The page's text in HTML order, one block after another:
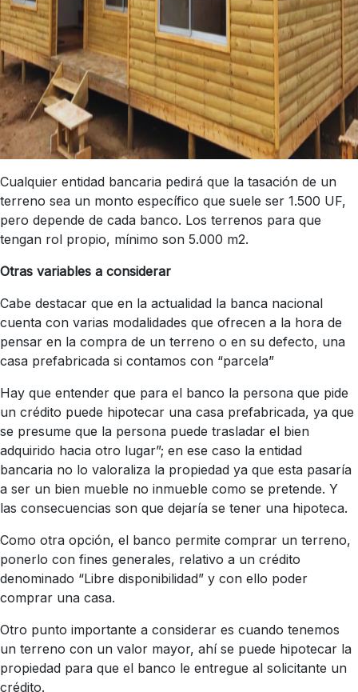
Cualquier entidad bancaria pedirá que la tasación de un
terreno sea un monto específico que suele ser 1.500 UF,
pero depende de cada banco. Los terrenos para que
tengan rol propio, mínimo son 5.000 m2.
Otras variables a considerar
Cabe destacar que en la actualidad la banca nacional
cuenta con varias modalidades que ofrecen a la hora de
pensar en la compra de un terreno o en su defecto, una
casa prefabricada si contamos con “parcela”
Hay que entender que para el banco la persona que pide
un crédito puede hipotecar una casa prefabricada, ya que
se presume que la persona puede trasladar el bien
adquirido hacia otro lugar”; en ese caso la entidad
bancaria no lo valoraliza la propiedad ya que esta pasaría
a ser un bien mueble no inmueble como se pretende. Y
las consecuencias son que dejaría se tener una hipoteca.
Como otra opción, el banco permite comprar un terreno,
ponerlo con fines generales, relativo a un crédito
denominado “Libre disponibilidad” y con ello poder
comprar una casa.
Otro punto importante a considerar es cuando tenemos
un terreno con un valor mayor, ahí se puede hipotecar la
propiedad para que el banco le entregue al solicitante un
crédito.